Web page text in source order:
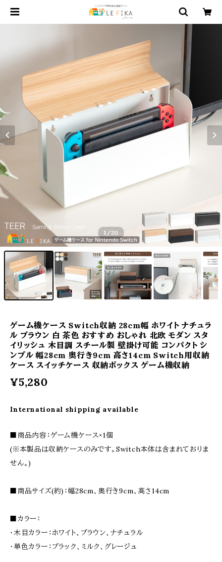
1 /20
ゲーム機ケース Switch収納 28cm幅 ホワイト ナチュラ
ル ブラウン 白 茶色 おすすめ おしゃれ 北欧 モダン スタ
イリッシュ 木目調 スチール製 壁掛け可能 コンパクト シ
ンプル 幅28cm 奥行き9cm 高さ14cm Switch用収納
ケース スイッチケース 収納ボックス ゲーム機収納
¥5,280
International shipping available
■商品内容：ゲーム機ケース×1個
(※本製品は収納ケースのみです。Switch本体は含まれておりま
せん。)
■商品サイズ(約)：幅28cm、奥行き9cm、高さ14cm
■カラー：
・木目カラー：ホワイト、ブラウン、ナチュラル
・単色カラー：ブラック、ミルク、グレージュ